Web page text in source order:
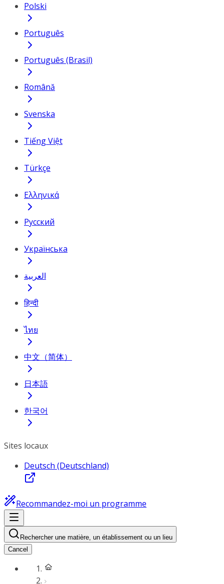
Polski
Português
Português (Brasil)
Română
Svenska
Tiếng Việt
Türkçe
Ελληνικά
Русский
Українська
العربية
हिन्दी
ไทย
中文（简体）
日本語
한국어
Sites locaux
Deutsch (Deutschland)
Recommandez-moi un programme
Rechercher une matière, un établissement ou un lieu
Cancel